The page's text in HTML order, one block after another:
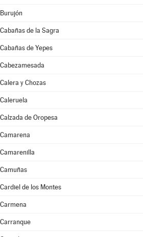
Burujón
Cabañas de la Sagra
Cabañas de Yepes
Cabezamesada
Calera y Chozas
Caleruela
Calzada de Oropesa
Camarena
Camarenilla
Camuñas
Cardiel de los Montes
Carmena
Carranque